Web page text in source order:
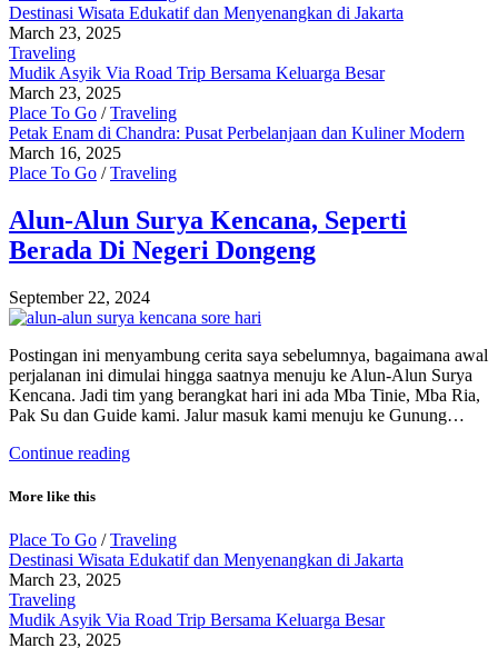
Destinasi Wisata Edukatif dan Menyenangkan di Jakarta
March 23, 2025
Traveling
Mudik Asyik Via Road Trip Bersama Keluarga Besar
March 23, 2025
Place To Go /Traveling
Petak Enam di Chandra: Pusat Perbelanjaan dan Kuliner Modern
March 16, 2025
Place To Go /Traveling
Alun-Alun Surya Kencana, Seperti
Berada Di Negeri Dongeng
September 22, 2024
Postingan ini menyambung cerita saya sebelumnya, bagaimana awal
perjalanan ini dimulai hingga saatnya menuju ke Alun-Alun Surya
Kencana. Jadi tim yang berangkat hari ini ada Mba Tinie, Mba Ria,
Pak Su dan Guide kami. Jalur masuk kami menuju ke Gunung…
Continue reading
More like this
Place To Go /Traveling
Destinasi Wisata Edukatif dan Menyenangkan di Jakarta
March 23, 2025
Traveling
Mudik Asyik Via Road Trip Bersama Keluarga Besar
March 23, 2025